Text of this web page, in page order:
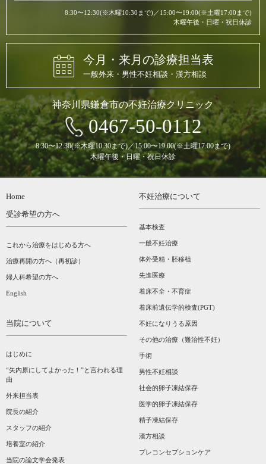
8:30〜12:30(※木曜10:30まで)／15:00〜19:00(※土曜17:00まで)
木曜午後・日曜・祝日休診
今月・来月の診療担当表
一般外来・男性不妊相談・漢方相談
神奈川県鎌倉市の不妊治療クリニック
0467-50-0112
8:30〜12:30(※木曜10:30まで)／15:00〜19:00(※土曜17:00まで)
木曜午後・日曜・祝日休診
Home
受診希望の方へ
これから治療をはじめる方へ
治療再開の方へ（再初診）
婦人科希望の方へ
English
当院について
はじめに
“矢内原にしてよかった！”と言われる理
由
外来担当表
院長の紹介
スタッフの紹介
培養室の紹介
当院の論文学会発表
不妊治療について
基本検査
一般不妊治療
体外受精・胚移植
先進医療
着床不全・不育症
着床前遺伝学的検査(PGT)
不妊になりうる原因
その他の治療（難治性不妊）
手術
男性不妊相談
社会的卵子凍結保存
医学的卵子凍結保存
精子凍結保存
漢方相談­
プレコンセプションケア